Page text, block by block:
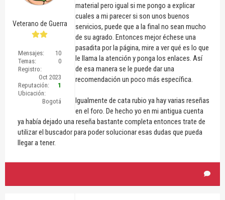
Veterano de Guerra
Mensajes:
10
Temas:
0
Registro:
Oct 2023
Reputación:
1
Ubicación:
Bogotá
material pero igual si me pongo a explicar
cuales a mi parecer si son unos buenos
servicios, puede que a la final no sean mucho
de su agrado. Entonces mejor échese una
pasadita por la página, mire a ver qué es lo que
le llama la atención y ponga los enlaces. Así
de esa manera se le puede dar una
recomendación un poco más específica.
Igualmente de cata rubio ya hay varias reseñas
en el foro. De hecho yo en mi antigua cuenta
ya había dejado una reseña bastante completa entonces trate de
utilizar el buscador para poder solucionar esas dudas que pueda
llegar a tener.